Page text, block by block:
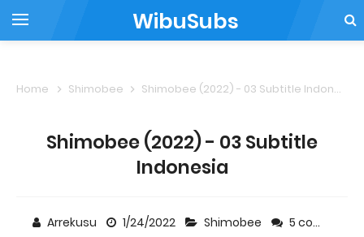
WibuSubs
Home Shimobee Shimobee (2022) - 03 Subtitle Indonesia
Shimobee (2022) - 03 Subtitle
Indonesia
Arrekusu 1/24/2022 Shimobee 5 comments